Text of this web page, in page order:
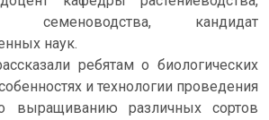
кандидат
наук.
ребятам о биологических
и технологии проведения
выращиванию различных сортов